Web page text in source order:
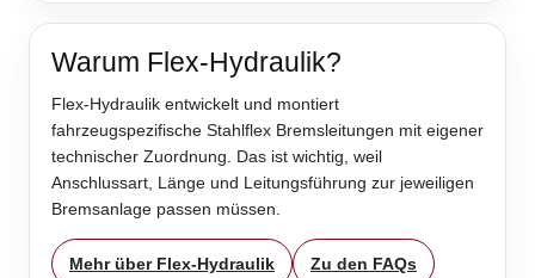
Warum Flex-Hydraulik?
Flex-Hydraulik entwickelt und montiert
fahrzeugspezifische Stahlflex Bremsleitungen mit eigener
technischer Zuordnung. Das ist wichtig, weil
Anschlussart, Länge und Leitungsführung zur jeweiligen
Bremsanlage passen müssen.
Mehr über Flex-Hydraulik Zu den FAQs